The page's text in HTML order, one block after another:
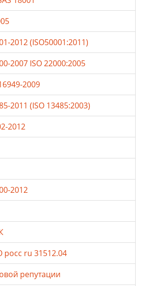
2012 (ISO50001:2011)
2007 ISO 22000:2005
2009
2011 (ISO 13485:2003)
2012
2012
ru 31512.04
репутации